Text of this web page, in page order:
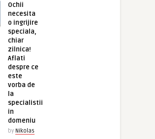
Ochii
necesita
o ingrijire
speciala,
chiar
zilnica!
Aflati
despre ce
este
vorba de
la
specialistii
in
domeniu
by Nikolas